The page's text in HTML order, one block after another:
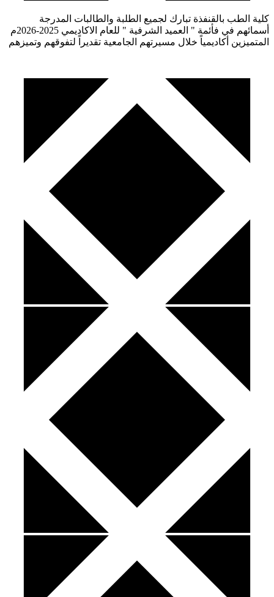
كلية الطب بالقنفذة تبارك لجميع الطلبة والطالبات المدرجة
أسمائهم في فأئمة " العميد الشرفية " للعام الاكاديمي 2025-2026م
المتميزين أكاديمياً خلال مسيرتهم الجامعية تقديراً لتفوقهم وتميزهم